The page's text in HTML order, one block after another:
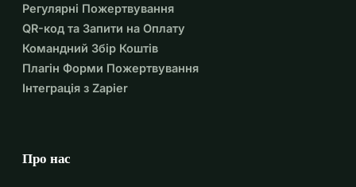
пластику!
Для отримання додаткової інформації про The Great
Bubble Barrier та нашу місію відвідайте
Регулярні Пожертвування
QR-код та Запити на Оплату
Командний Збір Коштів
Плагін Форми Пожертвування
Інтеграція з Zapier
Про нас